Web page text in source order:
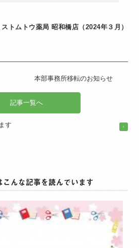
トムトウ薬局 昭和橋店（2024年３月）
本部事務所移転のお知らせ
記事一覧へ
す
んな記事を読んでいます